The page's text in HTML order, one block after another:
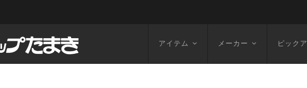
アイテム メーカー ピック